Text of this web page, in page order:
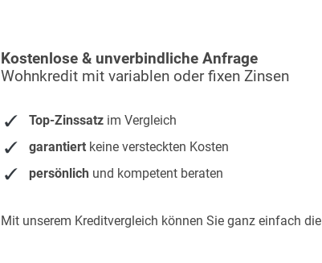
Kostenlose & unverbindliche Anfrage
Wohnkredit mit variablen oder fixen Zinsen
Top-Zinssatz im Vergleich
garantiert keine versteckten Kosten
persönlich und kompetent beraten
Mit unserem Kreditvergleich können Sie ganz einfach